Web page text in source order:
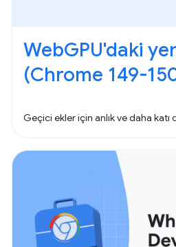
WebGPU'daki
(Chrome 149-
Geçici ekler için anlık ve daha katı